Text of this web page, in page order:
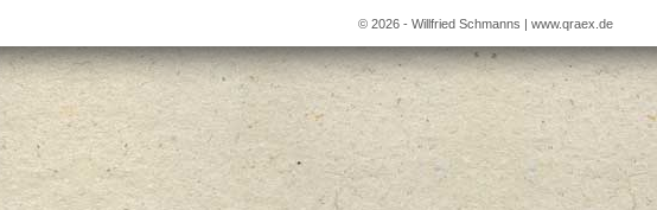
© 2026 - Willfried Schmanns | www.qraex.de